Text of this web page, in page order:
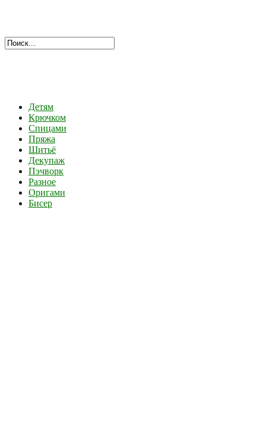
Детям
Крючком
Спицами
Пряжа
Шитьё
Декупаж
Пэчворк
Разное
Оригами
Бисер